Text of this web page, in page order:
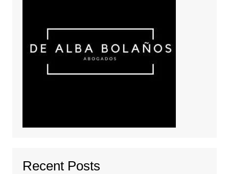
Recent Posts